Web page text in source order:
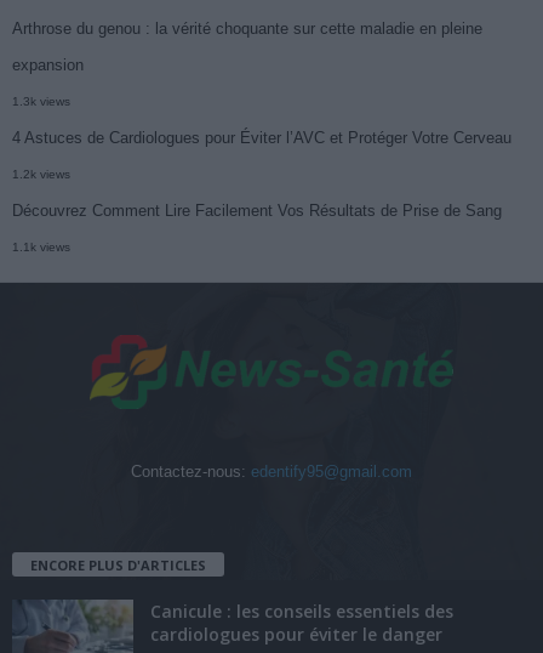
Arthrose du genou : la vérité choquante sur cette maladie en pleine
expansion
1.3k views
4 Astuces de Cardiologues pour Éviter l’AVC et Protéger Votre Cerveau
1.2k views
Découvrez Comment Lire Facilement Vos Résultats de Prise de Sang
1.1k views
Contactez-nous: edentify95@gmail.com
ENCORE PLUS D'ARTICLES
Canicule : les conseils essentiels des
cardiologues pour éviter le danger